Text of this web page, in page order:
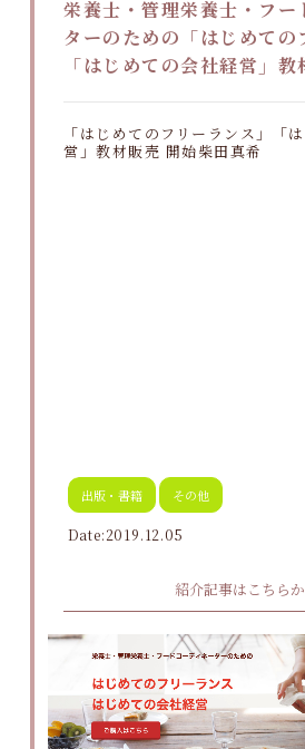
栄養士・管理栄養士・フー
ターのための「はじめての
「はじめての会社経営」
「はじめてのフリーランス」「
営」教材販売 開始柴田真希
出版・書籍 その他
Date:2019.12.05
紹介記事はこちら